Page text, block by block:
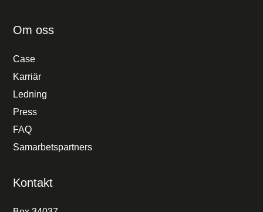
Om oss
Case
Karriär
Ledning
Press
FAQ
Samarbetspartners
Kontakt